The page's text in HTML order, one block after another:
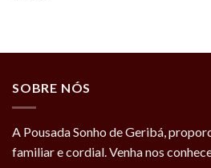
SOBRE NÓS
A Pousada Sonho de Geribá,
familiar e cordial. Venha nos